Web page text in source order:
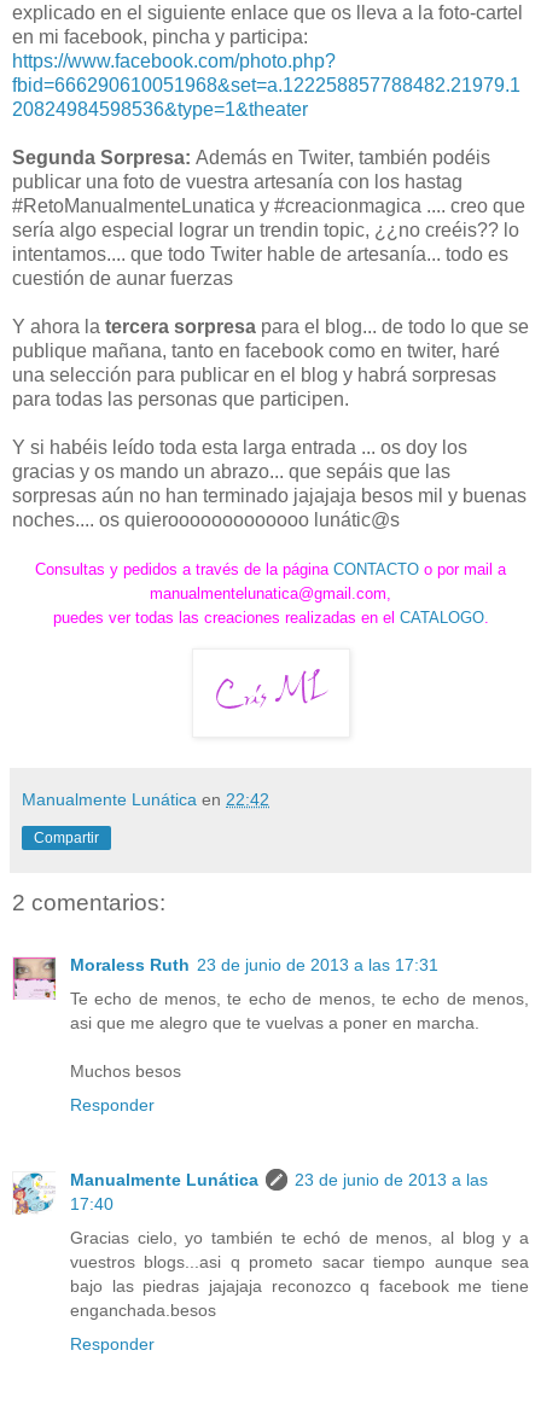
explicado en el siguiente enlace que os lleva a la foto-cartel
en mi facebook, pincha y participa:
https://www.facebook.com/photo.php?
fbid=666290610051968&set=a.122258857788482.21979.1
20824984598536&type=1&theater
Segunda Sorpresa: Además en Twiter, también podéis
publicar una foto de vuestra artesanía con los hastag
#RetoManualmenteLunatica y #creacionmagica .... creo que
sería algo especial lograr un trendin topic, ¿¿no creéis?? lo
intentamos.... que todo Twiter hable de artesanía... todo es
cuestión de aunar fuerzas
Y ahora la tercera sorpresa para el blog... de todo lo que se
publique mañana, tanto en facebook como en twiter, haré
una selección para publicar en el blog y habrá sorpresas
para todas las personas que participen.
Y si habéis leído toda esta larga entrada ... os doy los
gracias y os mando un abrazo... que sepáis que las
sorpresas aún no han terminado jajajaja besos mil y buenas
noches.... os quierooooooooooooo lunátic@s
Consultas y pedidos a través de la página CONTACTO o por mail a
manualmentelunatica@gmail.com,
puedes ver todas las creaciones realizadas en el CATALOGO.
Manualmente Lunática en 22:42
Compartir
2 comentarios:
Moraless Ruth 23 de junio de 2013 a las 17:31
Te echo de menos, te echo de menos, te echo de menos,
asi que me alegro que te vuelvas a poner en marcha.
Muchos besos
Responder
Manualmente Lunática
23 de junio de 2013 a las
17:40
Gracias cielo, yo también te echó de menos, al blog y a
vuestros blogs...asi q prometo sacar tiempo aunque sea
bajo las piedras jajajaja reconozco q facebook me tiene
enganchada.besos
Responder